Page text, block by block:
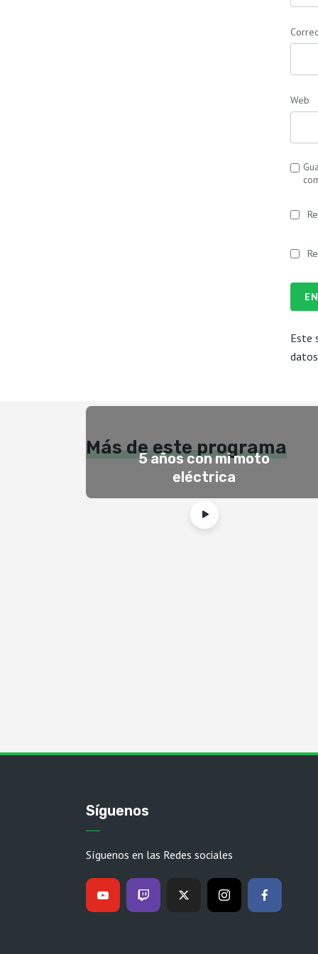
Web
Este
Más de este programa
5 años con mi moto
eléctrica
Síguenos
Síguenos en las Redes sociales